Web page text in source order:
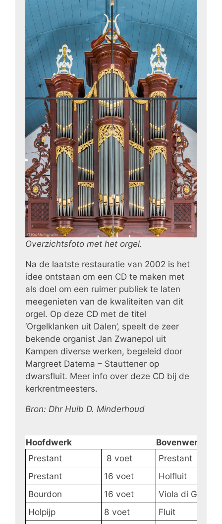
Overzichtsfoto met het orgel.
Na de laatste restauratie van 2002 is het
idee ontstaan om een CD te maken met
als doel om een ruimer publiek te laten
meegenieten van de kwaliteiten van dit
orgel. Op deze CD met de titel
‘Orgelklanken uit Dalen’, speelt de zeer
bekende organist Jan Zwanepol uit
Kampen diverse werken, begeleid door
Margreet Datema – Stauttener op
dwarsfluit. Meer info over deze CD bij de
kerkrentmeesters.
Bron: Dhr Huib D. Minderhoud
Hoofdwerk
Bovenwerk
Prestant
8 voet
Prestant
Prestant
16 voet
Holfluit
Bourdon
16 voet
Viola di Gamba
Holpijp
8 voet
Fluit